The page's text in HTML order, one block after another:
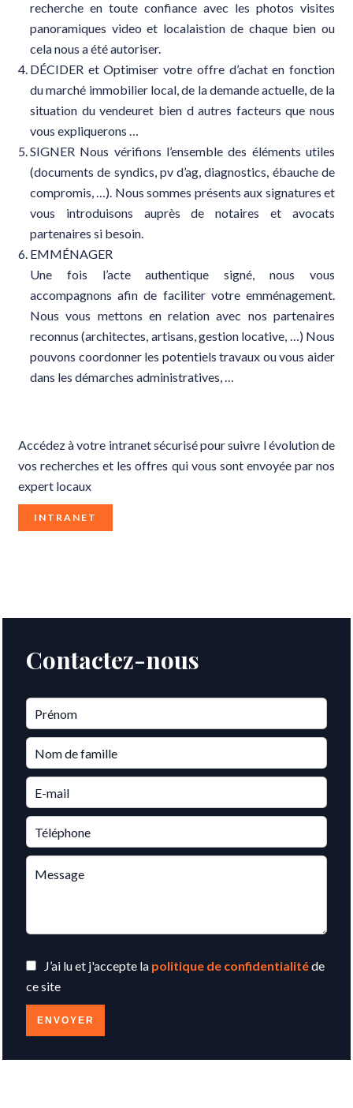
recherche en toute confiance avec les photos visites
panoramiques video et localaistion de chaque bien ou
cela nous a été autoriser.
DÉCIDER et Optimiser votre offre d’achat en fonction
du marché immobilier local, de la demande actuelle, de la
situation du vendeuret bien d autres facteurs que nous
vous expliquerons …
SIGNER Nous vérifions l’ensemble des éléments utiles
(documents de syndics, pv d’ag, diagnostics, ébauche de
compromis, …). Nous sommes présents aux signatures et
vous introduisons auprès de notaires et avocats
partenaires si besoin.
EMMÉNAGER
Une fois l’acte authentique signé, nous vous
accompagnons afin de faciliter votre emménagement.
Nous vous mettons en relation avec nos partenaires
reconnus (architectes, artisans, gestion locative, …) Nous
pouvons coordonner les potentiels travaux ou vous aider
dans les démarches administratives, …
Accédez à votre intranet sécurisé pour suivre l évolution de
vos recherches et les offres qui vous sont envoyée par nos
expert locaux
INTRANET
Contactez-nous
J’ai lu et j'accepte la politique de confidentialitéde
ce site
ENVOYER